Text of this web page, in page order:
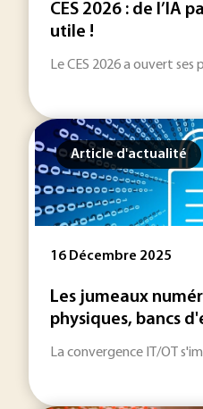
CES 2026 : de l’IA
utile !
Le CES 2026 a ouvert
Article d'actualité
16 Décembre 2025
Les jumeaux
physiques, bancs
La convergence IT/OT